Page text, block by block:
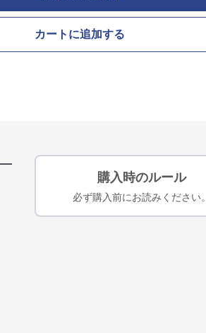
カートに追加する
購入時のルール
必ず購入前にお読みください。